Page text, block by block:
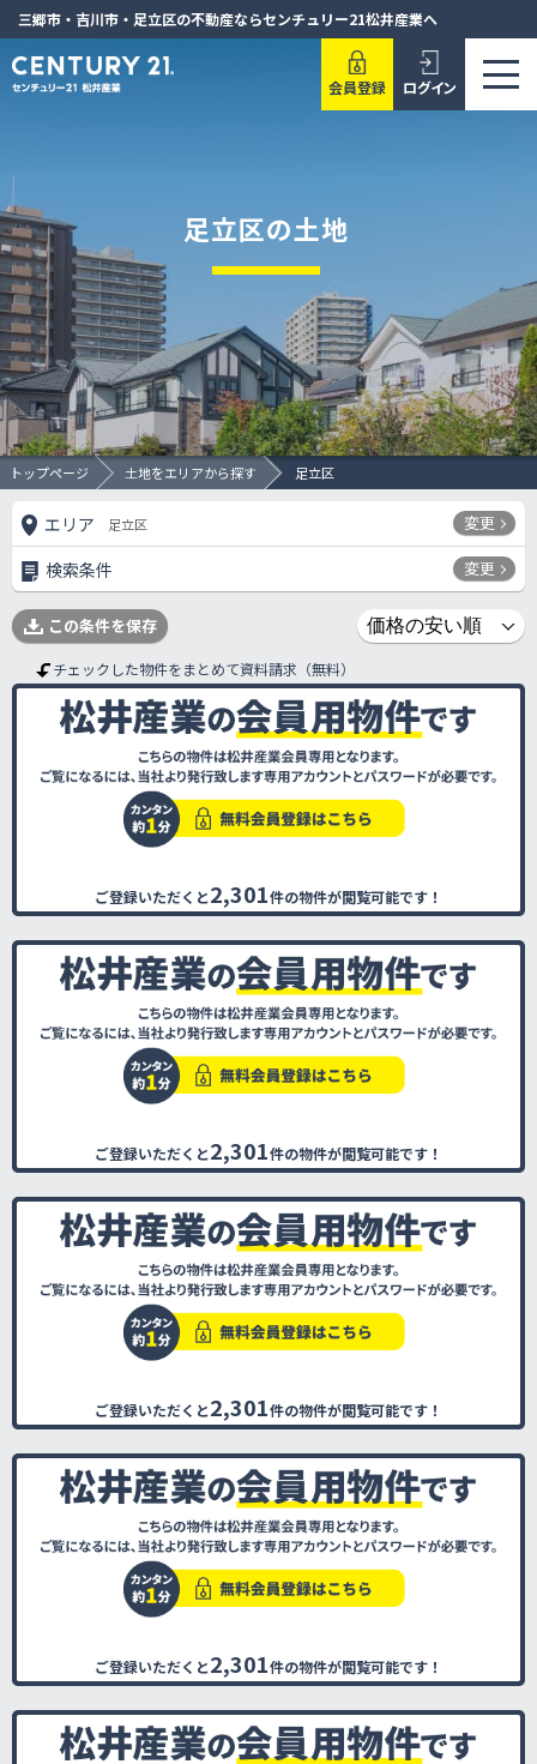
三郷市・吉川市・足立区の不動産ならセンチュリー21松井産業へ
会員登録 ログイン
トップページ 土地をエリアから探す 足立区
足立区の土地
エリア 足立区 変更
検索条件 変更
この条件を保存
チェックした物件をまとめて資料請求（無料）
ご登録いただくと2,301件の物件が閲覧可能です！
ご登録いただくと2,301件の物件が閲覧可能です！
ご登録いただくと2,301件の物件が閲覧可能です！
ご登録いただくと2,301件の物件が閲覧可能です！